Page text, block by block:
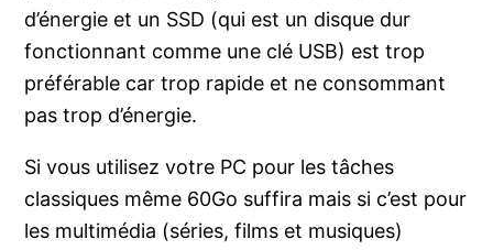
d’énergie et un SSD (qui est un disque dur
fonctionnant comme une clé USB) est trop
préférable car trop rapide et ne consommant
pas trop d’énergie.
Si vous utilisez votre PC pour les tâches
classiques même 60Go suffira mais si c’est pour
les multimédia (séries, films et musiques)